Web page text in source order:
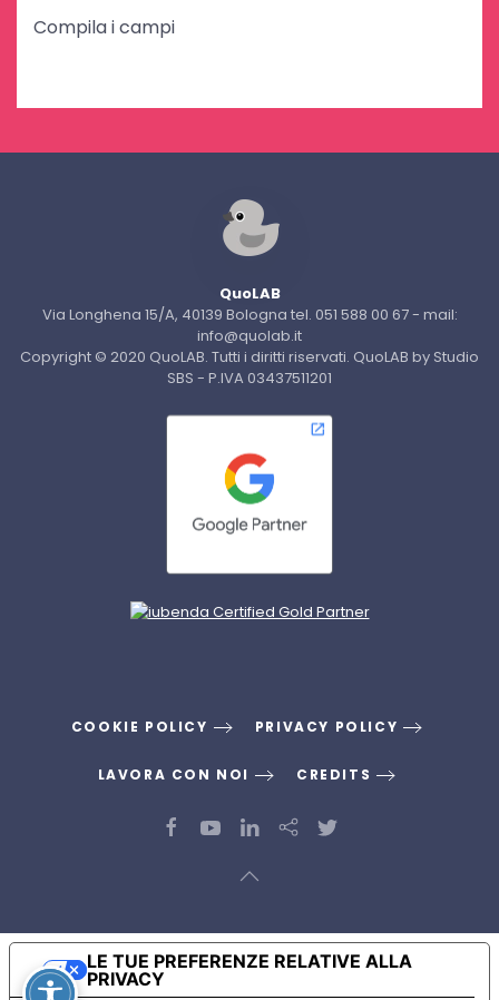
Compila i campi
QuoLAB
Via Longhena 15/A, 40139 Bologna tel. 051 588 00 67 - mail:
info@quolab.it
Copyright © 2020 QuoLAB. Tutti i diritti riservati. QuoLAB by Studio
SBS - P.IVA 03437511201
COOKIE POLICY PRIVACY POLICY
LAVORA CON NOI CREDITS
LE TUE PREFERENZE RELATIVE ALLA
PRIVACY